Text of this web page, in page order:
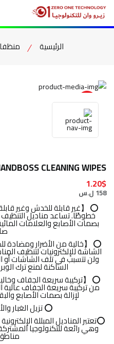
الرئيسية
item view
CLEANING WIPES
1.20$
158 ل.س
⭕ 【غير قابلة للخدش وغير
خطوطًا. تساعد مناديل التنظيف
بصمات الأصابع والعلامات
⭕ 【خالية من الأضرار ومضادة
الشاشة للإلكترونيات لتنظيف
ولن تتسبب في تلف الشاشات أو
الساكنة لمنع ترك
⭕ 【تركيبة سريعة الجفاف
من تركيبة سريعة الجفاف
لإزالة بصمات الأصابع
⭕ تزيل الغبار
⭕تعتبر المناديل المبللة
وهي رائعة للتكنولوجيا